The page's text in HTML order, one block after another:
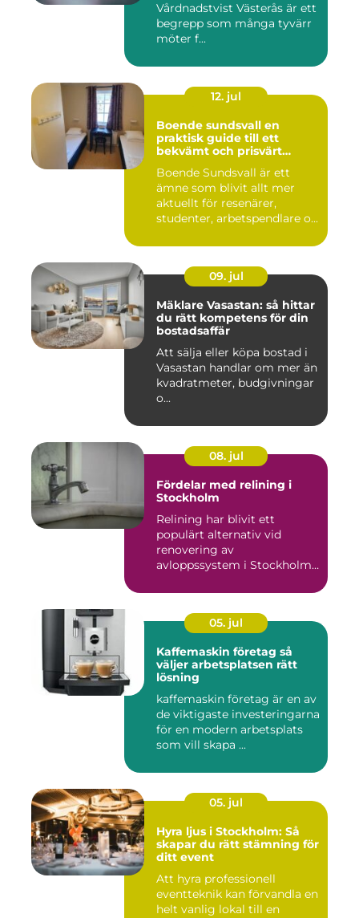
Vårdnadstvist Västerås är ett
begrepp som många tyvärr
möter f...
12. jul
Boende sundsvall en
praktisk guide till ett
bekvämt och prisvärt
Boende Sundsvall är ett
ämne som blivit allt mer
aktuellt för resenärer,
studenter, arbetspendlare o...
09. jul
Mäklare Vasastan: så hittar
du rätt kompetens för din
bostadsaffär
Att sälja eller köpa bostad i
Vasastan handlar om mer än
kvadratmeter, budgivningar
o...
08. jul
Fördelar med relining i
Stockholm
Relining har blivit ett
populärt alternativ vid
renovering av
avloppssystem i Stockholm.
05. jul
Kaffemaskin företag så
väljer arbetsplatsen rätt
lösning
kaffemaskin företag är en av
de viktigaste investeringarna
för en modern arbetsplats
som vill skapa ...
05. jul
Hyra ljus i Stockholm: Så
skapar du rätt stämning för
ditt event
Att hyra professionell
eventteknik kan förvandla en
helt vanlig lokal till en